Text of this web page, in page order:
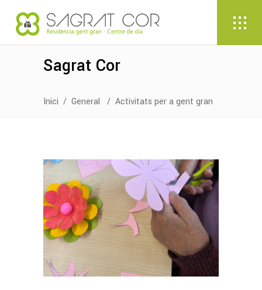
Sagrat Cor
Inici / General / Activitats per a gent gran